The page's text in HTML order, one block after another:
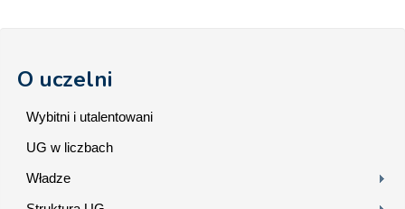
O uczelni
Wybitni i utalentowani
UG w liczbach
Władze